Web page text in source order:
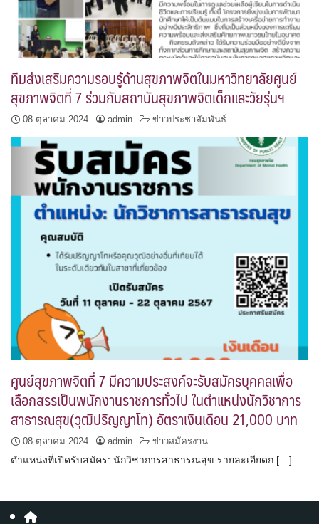
ทีมส่งเสริมความรอบรู้ด้านสุขภาพจิตในมหาวิทยาลัยศูนย์
สุขภาพจิตที่ 7 ร่วมกับสถาบันสุขภาพจิตเด็กและวัยรุ่นฯ
08 ตุลาคม 2024 admin ข่าวประชาสัมพันธ์
ศูนย์สุขภาพจิตที่ 7 มีความประสงค์จะรับสมัครบุคคลเพื่อ
เลือกสรรเป็นพนักงานราชการทั่วไป ในตำแหน่งนักวิชาการ
สาธารณสุข(วุฒิปริญญาโท) อัตราเงินเดือน 21,000 บาท
08 ตุลาคม 2024 admin ข่าวสมัครงาน
ตำแหน่งที่เปิดรับสมัคร: นักวิชาการสาธารณสุข รายละเอียดก […]